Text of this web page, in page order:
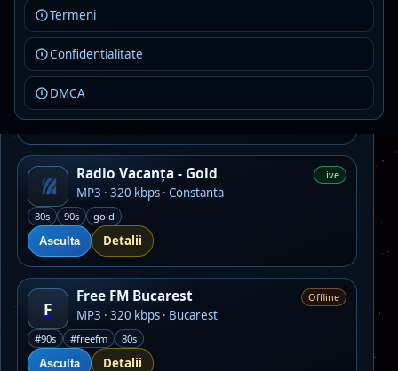
Termeni
Confidentialitate
DMCA
Jurnal FM
MP3 · 128 kbps
adult contemporany
Asculta
Detalii
Radio Vacanța - Gold
MP3 · 320 kbps · Constanta
Live
80s 90s
gold
Asculta
Detalii
F
Free FM Bucarest
MP3 · 320 kbps · Bucarest
Offline
#90s #freefm
80s
Asculta
Detalii